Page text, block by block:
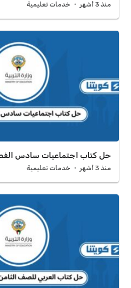
منذ 3 أشهر خدمات تعليمية
حل كتاب اجتماعيات سادس
منذ 3 أشهر خدمات تعليمية